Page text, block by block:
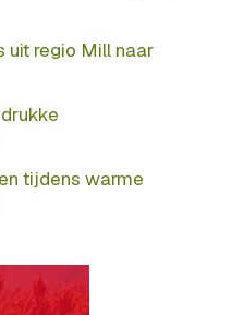
uit regio Mill naar
tijdens warme